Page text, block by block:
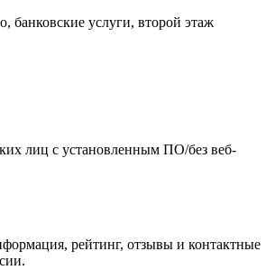
банковские услуги, второй этаж
лиц с установленным ПО/без веб-
рейтинг, отзывы и контактные